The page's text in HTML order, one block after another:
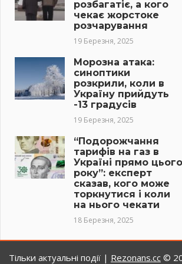
розбагатіє, а кого
чекає жорстоке
розчарування
19 Березня, 2025
Морозна атака:
синоптики
розкрили, коли в
Україну прийдуть
-13 градусів
19 Березня, 2025
“Подорожчання
тарифів на газ в
Україні прямо цього
року”: експерт
сказав, кого може
торкнутися і коли
на нього чекати
18 Березня, 2025
Тільки актуальні події | Rezonans.сс ©